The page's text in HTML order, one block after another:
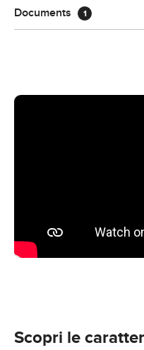
Documents 1
Scopri le